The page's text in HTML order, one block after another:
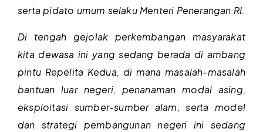
serta pidato umum selaku Menteri Penerangan RI.
Di tengah gejolak perkembangan masyarakat
kita dewasa ini yang sedang berada di ambang
pintu Repelita Kedua, di mana masalah-masalah
bantuan luar negeri, penanaman modal asing,
eksploitasi sumber-sumber alam, serta model
dan strategi pembangunan negeri ini sedang